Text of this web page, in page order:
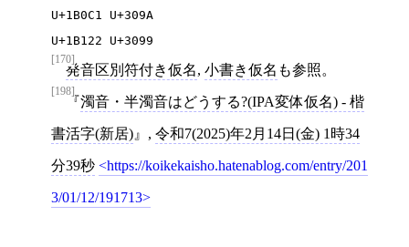
U+1B0C1 U+309A
U+1B122 U+3099
[170]
発音区別符付き仮名, 小書き仮名 も参照。
[198]
濁音・半濁音はどうする?(IPA変体仮名) - 楷
書活字(新居) , 令和7(2025)年2月14日(金) 1時34
分39秒 https://koikekaisho.hatenablog.com/entry/201
3/01/12/191713